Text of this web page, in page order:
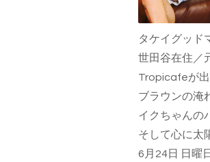
タケイグッド
世田谷在住／
Tropicafeが
ブラウンの淹
イクちゃんの
そして心に太
6月24日 日曜